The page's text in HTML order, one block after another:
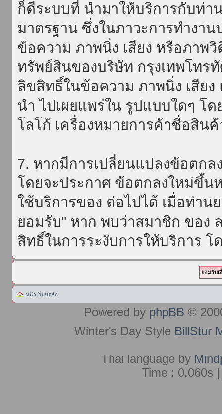
ก็ดีระบบที่ นำมาให้บริการกับท่
มาตรฐาน ซึ่งในภาวะการทำงา
ข้อความ ภาพนิ่ง เสียง หรือภาพ
ทรัพย์สินของบริษัท กรุงเทพโทร
ลิขสิทธิ์ในข้อความ ภาพนิ่ง เสีย
นำ ไปเผยแพร่ใน รูปแบบใดๆ โ
โลโก้ เครื่องหมายการค้าชื่อสิน
7. หากมีการเปลี่ยนแปลงข้อตกล
โดยจะประกาศ ข้อตกลงใหม่ขึ้น
ใช้บริการของ ต่อไปได้ เมื่อท่า
ยอมรับ" หาก พบว่าสมาชิก ของ
สิทธิ์ในการระงับการให้บริการ
หน้าเว็บบอร์ด
Powered by phpBB ©
Winter's Day Style BillStur
Thai language by
Time : 0.060s